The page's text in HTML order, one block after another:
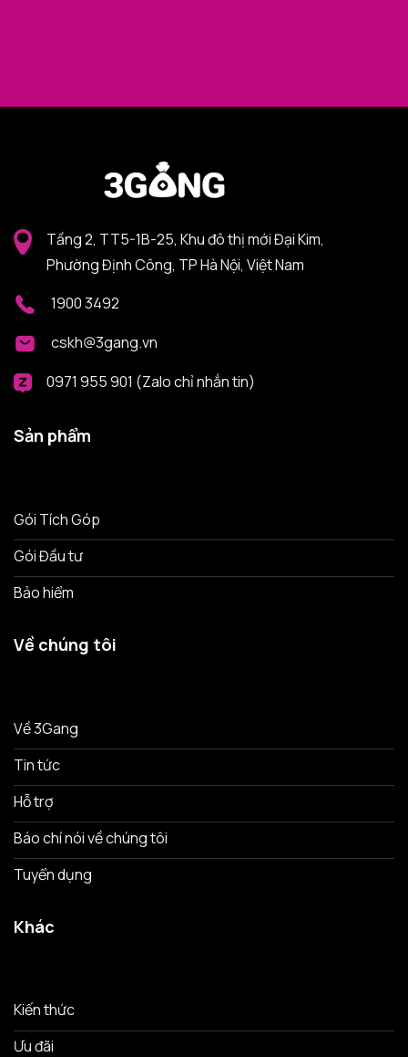
Tầng 2, TT5-1B-25, Khu đô thị mới Đại Kim,
Phường Định Công, TP Hà Nội, Việt Nam
1900 3492
cskh@3gang.vn
0971 955 901 (Zalo chỉ nhắn tin)
Sản phẩm
Gói Tích Góp
Gói Đầu tư
Bảo hiểm
Về chúng tôi
Về 3Gang
Tin tức
Hỗ trợ
Báo chí nói về chúng tôi
Tuyển dụng
Khác
Kiến thức
Ưu đãi